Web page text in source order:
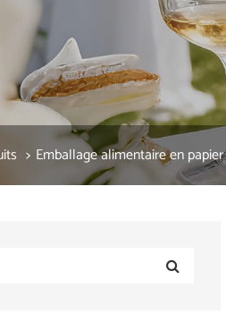
Emballage alimentaire en papier